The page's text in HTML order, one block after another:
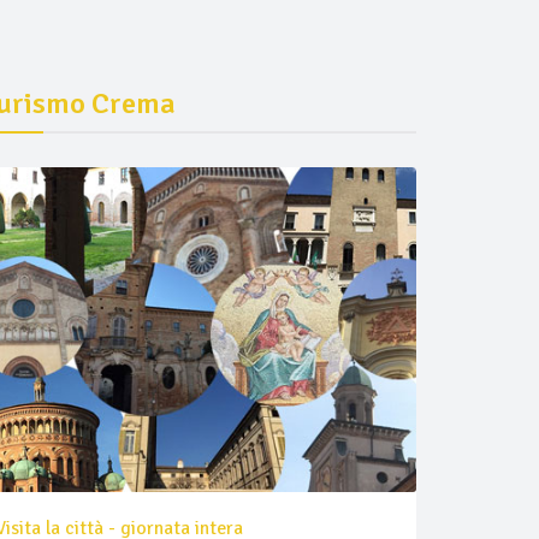
Crema
la città - giornata intera